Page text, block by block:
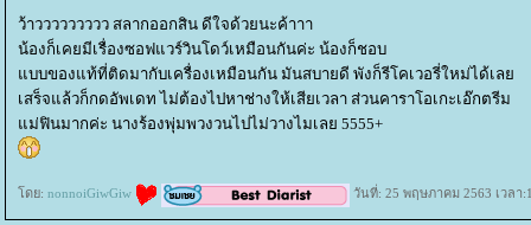
ว้าววววววววว สลากออกสิน ดีใจด้วยนะค้าาา
น้องก็เคยมีเรื่องซอฟแวร์วินโดว์เหมือนกันค่ะ น้องก็ชอบ
บบของแท้ที่ติดมากับเครื่องเหมือนกัน มันสบายดี พังก็รีโคเวอรี่ใหม่ได้เล
เสร็จแล้วก็กดอัพเดท ไม่ต้องไปหาช่างให้เสียเวลา ส่วนคาราโอเกะเอ๊กตรีม
ม่ฟินมากค่ะ นางร้องพุ่มพวงวนไปไม่วางไมเลย 5555+
ดย: nonnoiGiwGiw วันที่: 25 พฤษภาคม 2563 เวลา